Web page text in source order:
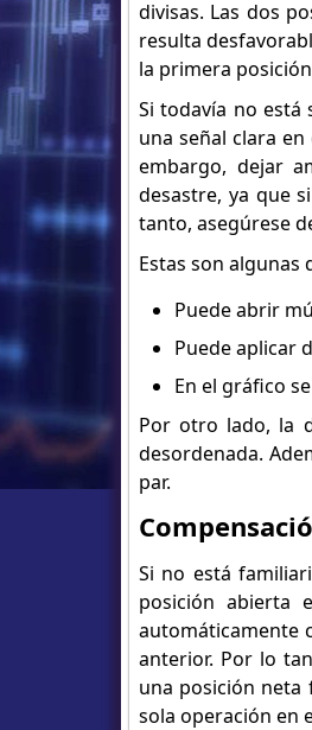
divisas. Las dos
resulta
la primera
Si todavía no está
una señal clara
embargo, dejar
desastre, ya que
tanto, asegúrese
Estas son
Puede abrir
Puede aplicar
En el gráfico
Por otro lado, la
desordenada.
par.
Si no está
posición abierta
automáticamente
anterior. Por lo
una posición neta
sola operación en